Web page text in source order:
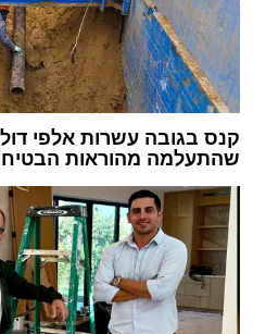
קנס בגובה עשרות אלפי
שהתעלמה מהוראות